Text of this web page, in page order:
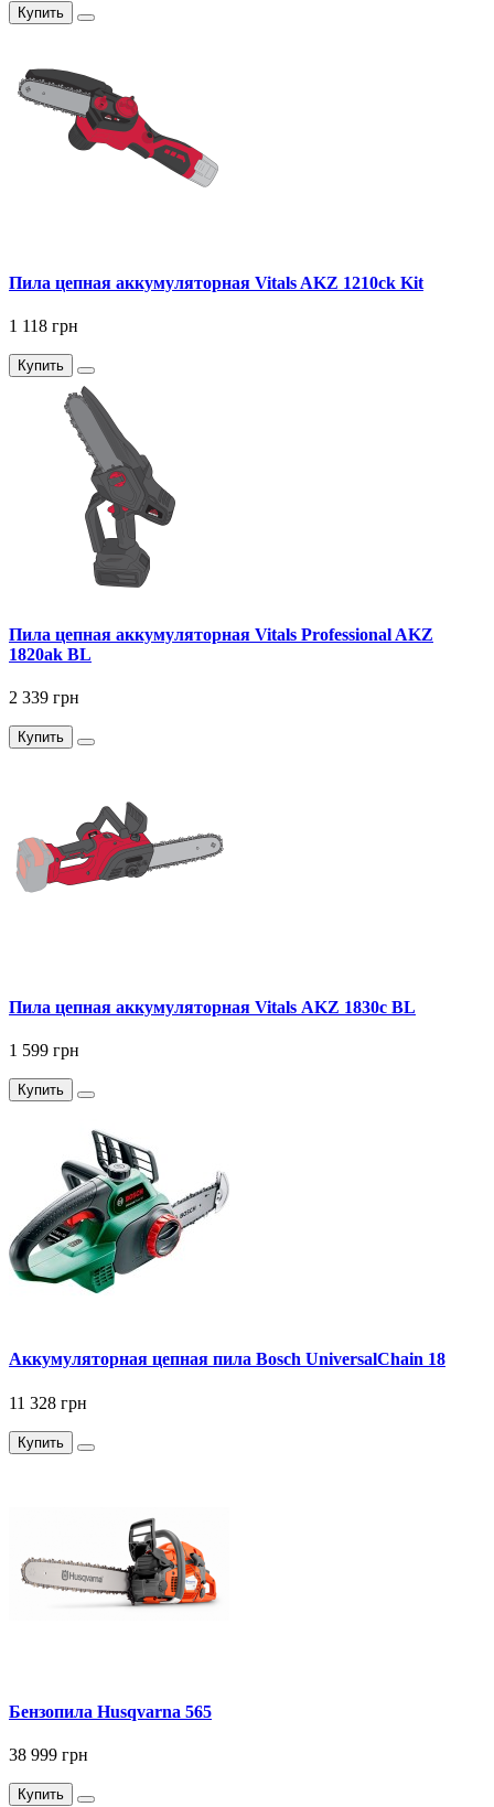
Купить
Пила цепная аккумуляторная Vitals AKZ 1210ck Kit
1 118 грн
Купить
Пила цепная аккумуляторная Vitals Professional AKZ
1820ak BL
2 339 грн
Купить
Пила цепная аккумуляторная Vitals AKZ 1830c BL
1 599 грн
Купить
Аккумуляторная цепная пила Bosch UniversalChain 18
11 328 грн
Купить
Бензопила Husqvarna 565
38 999 грн
Купить